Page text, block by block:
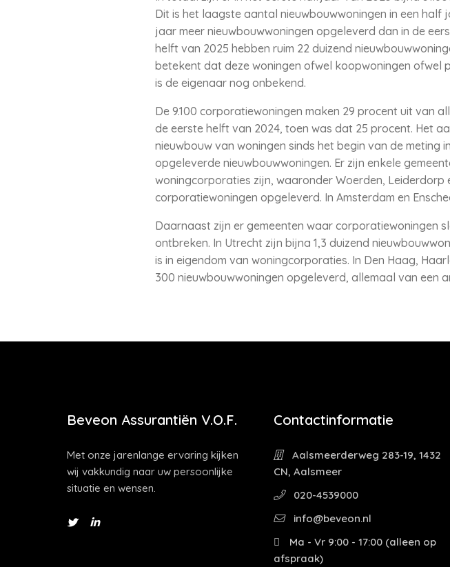
Dit is het laagste aantal nieuwbouwwoningen in een half
jaar meer nieuwbouwwoningen opgeleverd dan in de
helft van 2025 hebben ruim 22 duizend
betekent dat deze woningen ofwel koopwoningen ofwel
is de eigenaar nog onbekend.
De 9.100 corporatiewoningen maken 29 procent uit van
de eerste helft van 2024, toen was dat 25 procent. Het
nieuwbouw van woningen sinds het begin van de meting
opgeleverde nieuwbouwwoningen. Er zijn enkele
woningcorporaties zijn, waaronder Woerden, Leiderdorp
corporatiewoningen opgeleverd. In Amsterdam en
Daarnaast zijn er gemeenten waar corporatiewoningen
ontbreken. In Utrecht zijn bijna 1,3 duizend
is in eigendom van woningcorporaties. In Den Haag,
300 nieuwbouwwoningen opgeleverd, allemaal van een
Beveon Assurantiën V.O.F.
Met onze jarenlange ervaring kijken
wij vakkundig naar uw persoonlijke
situatie en wensen.
Contactinformatie
Aalsmeerderweg 283-19, 1432
CN, Aalsmeer
020-4539000
info@beveon.nl
Ma - Vr 9:00 - 17:00 (alleen op
afspraak)